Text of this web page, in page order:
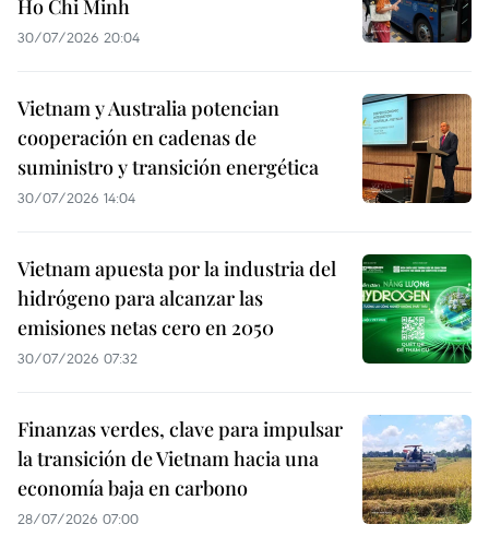
Ho Chi Minh
30/07/2026 20:04
Vietnam y Australia potencian
cooperación en cadenas de
suministro y transición energética
30/07/2026 14:04
Vietnam apuesta por la industria del
hidrógeno para alcanzar las
emisiones netas cero en 2050
30/07/2026 07:32
Finanzas verdes, clave para impulsar
la transición de Vietnam hacia una
economía baja en carbono
28/07/2026 07:00